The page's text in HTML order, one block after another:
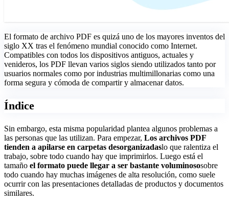
El formato de archivo PDF es quizá uno de los mayores inventos del
siglo XX tras el fenómeno mundial conocido como Internet.
Compatibles con todos los dispositivos antiguos, actuales y
venideros, los PDF llevan varios siglos siendo utilizados tanto por
usuarios normales como por industrias multimillonarias como una
forma segura y cómoda de compartir y almacenar datos.
Índice
Sin embargo, esta misma popularidad plantea algunos problemas a
las personas que las utilizan. Para empezar, Los archivos PDF
tienden a apilarse en carpetas desorganizadaslo que ralentiza el
trabajo, sobre todo cuando hay que imprimirlos. Luego está el
tamaño el formato puede llegar a ser bastante voluminososobre
todo cuando hay muchas imágenes de alta resolución, como suele
ocurrir con las presentaciones detalladas de productos y documentos
similares.